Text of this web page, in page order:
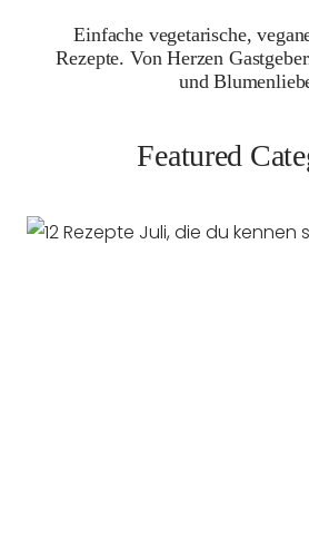
Einfache vegetarische,
Rezepte. Von Herzen
und
Featured